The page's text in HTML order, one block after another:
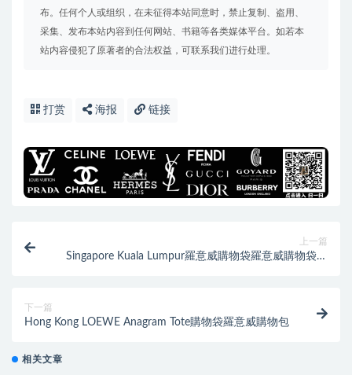
布。任何个人或组织，在未征得本站同意时，禁止复制、盗用、
采集、发布本站内容到任何网站、书籍等各类媒体平台。如若本
站内容侵犯了原著者的合法权益，可联系我们进行处理。
打赏 海报 链接
上一篇
Singapore Kuala Lumpur羅意威購物袋羅意威購物袋真
下一篇
Hong Kong LOEWE Anagram Tote購物袋羅意威購物包
相关文章